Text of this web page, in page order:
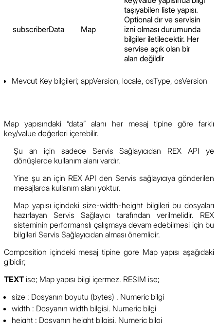
subscriberData Map
taşıyabilen liste yapısı.
Optional dır ve servisin
izni olması durumunda
bilgiler iletilecektir. Her
servise açık olan bir
alan değildir
Mevcut Key bilgileri; appVersion, locale, osType, osVersion
Map yapısındaki “data” alanı her mesaj tipine göre farklı
key/value değerleri içerebilir.
Şu an için sadece Servis Sağlayıcıdan REX API ye
dönüşlerde kullanım alanı vardır.
Yine şu an için REX API den Servis sağlayıcıya gönderilen
mesajlarda kullanım alanı yoktur.
Map yapısı içindeki size-width-height bilgileri bu dosyaları
hazırlayan Servis Sağlayıcı tarafından verilmelidir. REX
sisteminin performanslı çalışmaya devam edebilmesi için bu
bilgileri Servis Sağlayıcıdan alması önemlidir.
Composition içindeki mesaj tipine gore Map yapısı aşağıdaki
gibidir;
TEXT ise; Map yapısı bilgi içermez. RESIM ise;
size : Dosyanın boyutu (bytes) . Numeric bilgi
width : Dosyanın width bilgisi. Numeric bilgi
height : Dosyanın height bilgisi. Numeric bilgi